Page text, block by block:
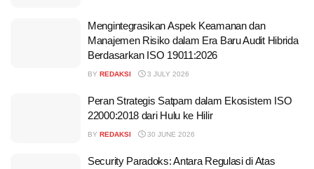
Mengintegrasikan Aspek Keamanan dan
Manajemen Risiko dalam Era Baru Audit Hibrida
Berdasarkan ISO 19011:2026
BY REDAKSI 3 JULY 2026
Peran Strategis Satpam dalam Ekosistem ISO
22000:2018 dari Hulu ke Hilir
BY REDAKSI 30 JUNE 2026
Security Paradoks: Antara Regulasi di Atas